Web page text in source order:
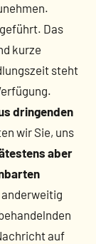
Das
kurze
steht
dringenden
wir Sie, uns
aber
auf